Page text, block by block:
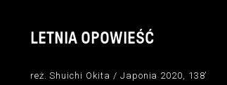
LETNIA OPOWIEŚĆ
reż. Shuichi Okita / Japonia 2020, 138’